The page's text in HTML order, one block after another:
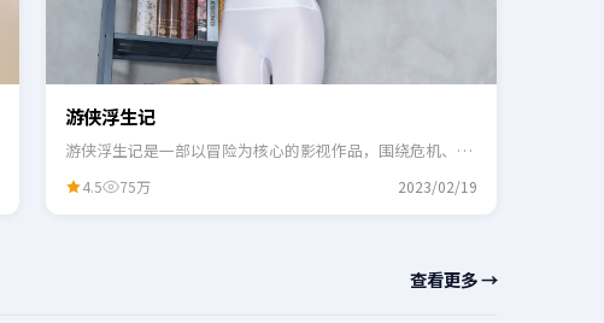
游侠浮生记
游侠浮生记是一部以冒险为核心的影视作品，围绕危机、反
4.5 75万 2023/02/19
查看更多 →